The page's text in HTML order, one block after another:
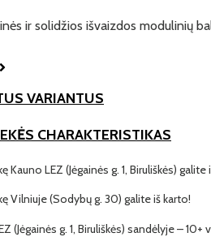
ir solidžios išvaizdos modulinių
VARIANTUS
CHARAKTERISTIKAS
Kauno LEZ (Jėgainės g. 1, Biruliškės) galite
Vilniuje (Sodybų g. 30) galite iš karto!
(Jėgainės g. 1, Biruliškės) sandėlyje – 10+